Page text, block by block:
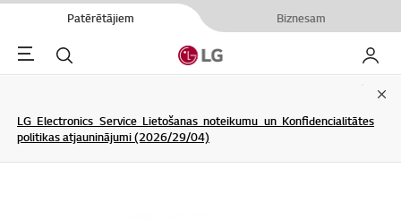
Patērētājiem Biznesam
Menu Meklēt Mans
LG Electronics Service Lietošanas noteikumu un Konfidencialitātes
politikas atjauninājumi (2026/29/04)